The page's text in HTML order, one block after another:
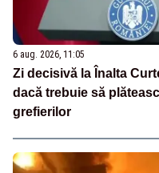
6 aug. 2026, 11:05
Zi decisivă la Înalta
dacă trebuie să
grefierilor